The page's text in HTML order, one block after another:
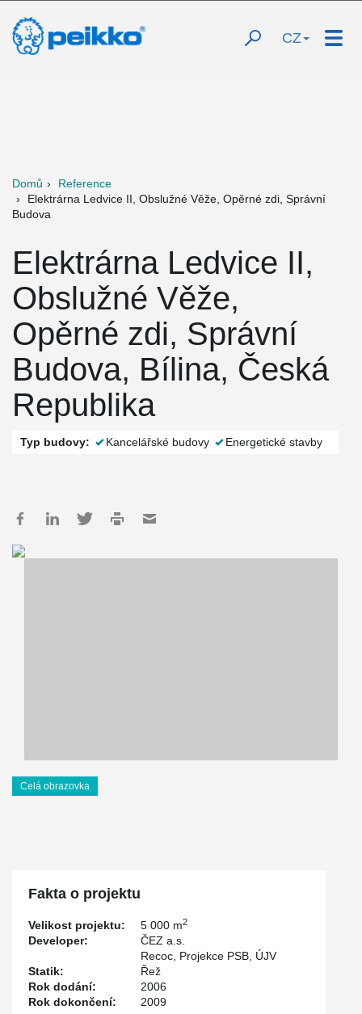
CZ
Domů
Reference
Elektrárna Ledvice II, Obslužné Věže, Opěrné zdi, Správní
Budova
Elektrárna Ledvice II,
Obslužné Věže,
Opěrné zdi, Správní
Budova, Bílina, Česká
Republika
Typ budovy: Kancelářské budovy Energetické stavby
Celá obrazovka
Fakta o projektu
Velikost projektu: 5 000 m2
Developer: ČEZ a.s.
Statik:
Recoc, Projekce PSB, ÚJV
Řež
Rok dodání:
2006
Rok dokončení:
2009